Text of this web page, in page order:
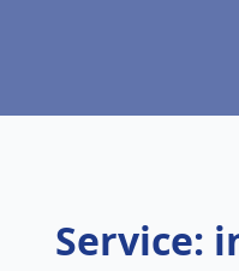
Service: